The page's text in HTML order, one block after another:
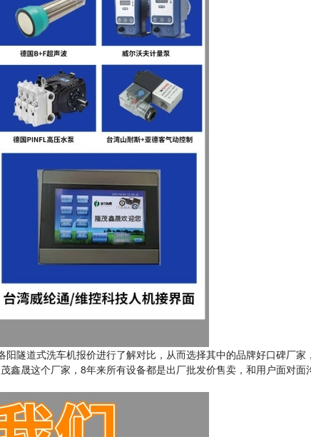
隧道式洗车机报价进行了解对比，从而选择其中的品牌好口碑厂家
鑫晟这个厂家，8年来所有设备都是出厂批发价售卖，和用户面对面